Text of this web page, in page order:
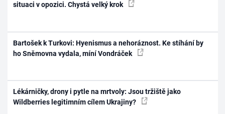
situaci v opozici. Chystá velký krok
Bartošek k Turkovi: Hyenismus a nehoráznost. Ke stíhání by
ho Sněmovna vydala, míní Vondráček
Lékárničky, drony i pytle na mrtvoly: Jsou tržiště jako
Wildberries legitimním cílem Ukrajiny?